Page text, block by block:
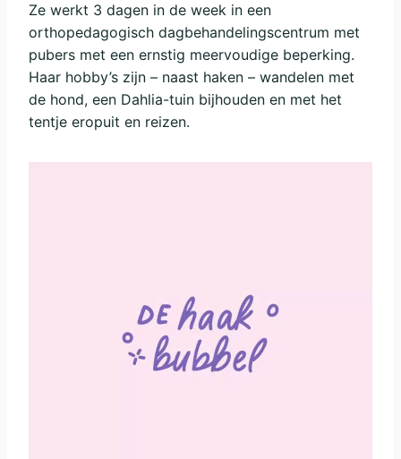
Ze werkt 3 dagen in de week in een
orthopedagogisch dagbehandelingscentrum met
pubers met een ernstig meervoudige beperking.
Haar hobby’s zijn – naast haken – wandelen met
de hond, een Dahlia-tuin bijhouden en met het
tentje eropuit en reizen.